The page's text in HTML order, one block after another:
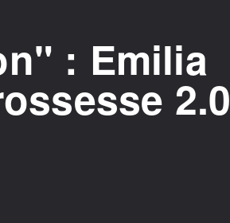
: Emilia
2.0